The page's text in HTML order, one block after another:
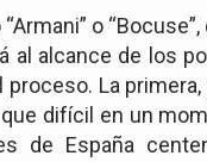
o
al alcance de los
La
difícil en un
de España